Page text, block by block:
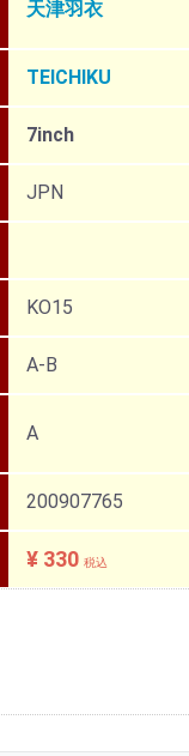
天津羽衣
TEICHIKU
7inch
JPN
KO15
A-B
A
200907765
¥ 330 税込